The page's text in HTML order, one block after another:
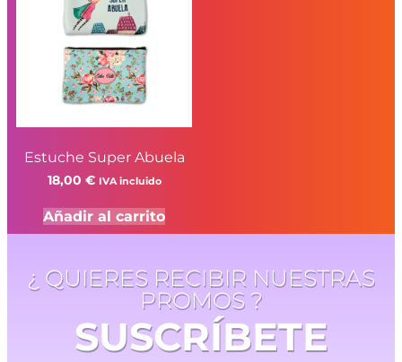
Estuche Super Abuela
18,00 € IVA incluido
Añadir al carrito
¿ QUIERES RECIBIR NUESTRAS
PROMOS ?
SUSCRÍBETE